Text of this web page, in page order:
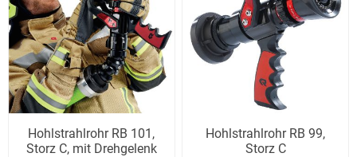
Hohlstrahlrohr RB 101,
Storz C, mit Drehgelenk
Hohlstrahlrohr RB 99,
Storz C